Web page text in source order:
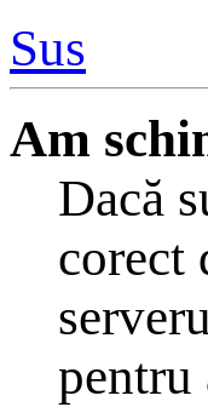
Sus
Am
Dacă
corect
pentru